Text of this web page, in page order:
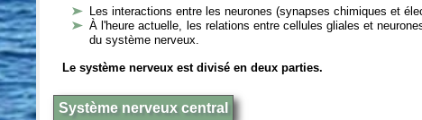
Les interactions entre les neurones (synapses chimiques et
À l'heure actuelle, les relations entre cellules gliales et
du système nerveux.
Le système nerveux est divisé en deux parties.
Système nerveux central